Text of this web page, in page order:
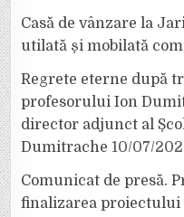
Casă de vânzare la
utilată și mobilată
Regrete eterne după
profesorului Ion
director adjunct al
Dumitrache 10/07/
Comunicat de presă.
finalizarea proiectului